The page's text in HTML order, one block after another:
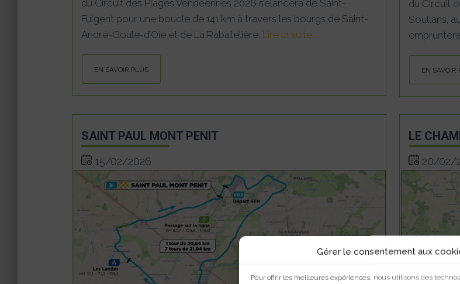
Gérer le consentement aux
Pour offrir les meilleures expériences, nous utilisons des
du Circuit des Plages Vendéennes 2026 s’élancera de Saint-
Fulgent pour une boucle de 141 km à travers les bourgs de Saint-
André-Goule-d’Oie et de La Rabatelière. Lire la suite…
EN SAVOIR PLUS
du Circuit
Soullans,
EN SAVOIR
SAINT PAUL MONT PENIT
15/02/2026
LE
20/02/